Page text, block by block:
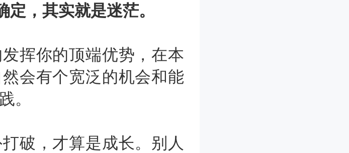
定，其实就是迷茫。
你的顶端优势，在本
会有个宽泛的机会和能
。
，才算是成长。别人